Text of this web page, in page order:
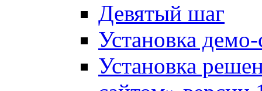
Девятый шаг
Установка
Установка